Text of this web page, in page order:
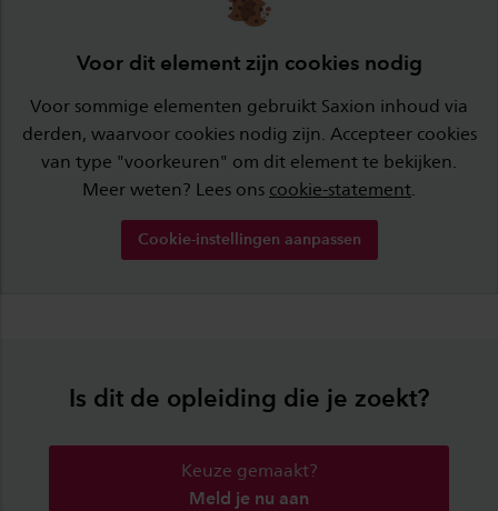
Voor dit element zijn cookies nodig
Voor sommige elementen gebruikt Saxion inhoud via
derden, waarvoor cookies nodig zijn. Accepteer cookies
van type "voorkeuren" om dit element te bekijken.
Meer weten? Lees ons cookie-statement.
Cookie-instellingen aanpassen
Is dit de opleiding die je zoekt?
Keuze gemaakt?
Meld je nu aan